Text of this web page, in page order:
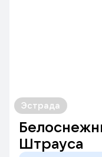
Эстрада
Штрауса